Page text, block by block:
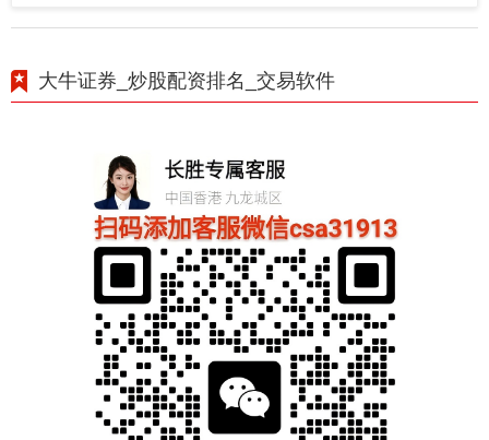
大牛证券_炒股配资排名_交易软件